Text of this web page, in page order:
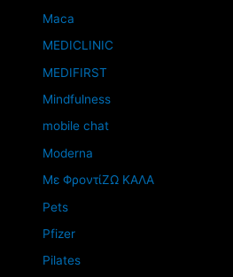
Maca
MEDICLINIC
MEDIFIRST
Mindfulness
mobile chat
Moderna
Mε ΦροντίΖΩ ΚΑΛΑ
Pets
Pfizer
Pilates